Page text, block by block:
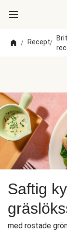
/ Recept/
Saftig
med rostade